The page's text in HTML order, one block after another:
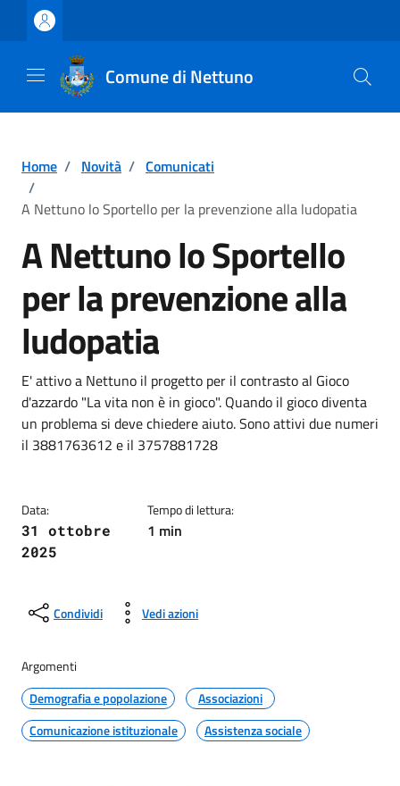
Vai ai contenuti
Vai al footer
Comune di Nettuno
Home / Novità / Comunicati
/
A Nettuno lo Sportello per la prevenzione alla ludopatia
A Nettuno lo Sportello
per la prevenzione alla
ludopatia
Dettagli della notizia
E' attivo a Nettuno il progetto per il contrasto al Gioco
d'azzardo "La vita non è in gioco". Quando il gioco diventa
un problema si deve chiedere aiuto. Sono attivi due numeri
il 3881763612 e il 3757881728
Data:
31 ottobre
2025
Tempo di lettura:
1 min
Condividi Vedi azioni
Argomenti
Demografia e popolazione
Associazioni
Comunicazione istituzionale
Assistenza sociale